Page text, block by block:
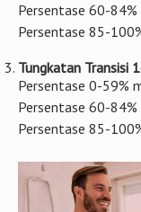
Persentase 60-
Persentase 85-
Tungkatan Transisi
Persentase 0-59%
Persentase 60-
Persentase 85-